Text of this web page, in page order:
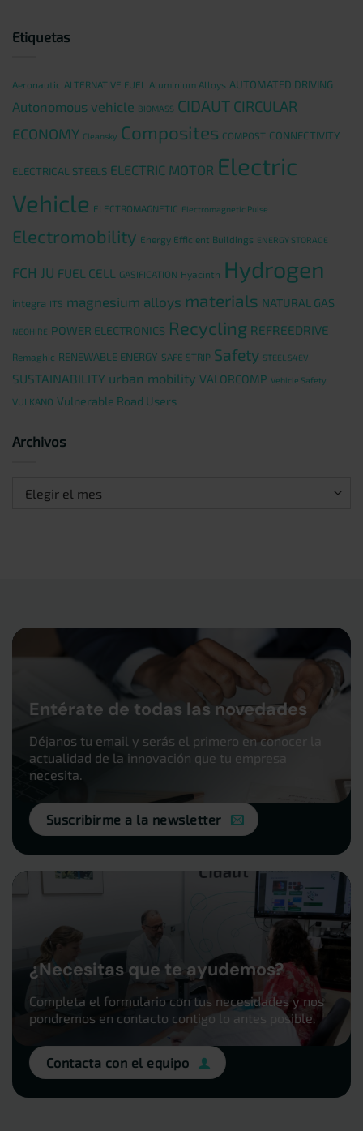
Etiquetas
Aeronautic ALTERNATIVE FUEL Aluminium Alloys AUTOMATED DRIVING
Autonomous vehicle BIOMASS CIDAUT CIRCULAR
ECONOMY Cleansky Composites COMPOST CONNECTIVITY
ELECTRICAL STEELS ELECTRIC MOTOR Electric
Vehicle ELECTROMAGNETIC Electromagnetic Pulse
Electromobility Energy Efficient Buildings ENERGY STORAGE
FCH JU FUEL CELL GASIFICATION Hyacinth Hydrogen
integra ITS magnesium alloys materials NATURAL GAS
NEOHIRE POWER ELECTRONICS Recycling REFREEDRIVE
Remaghic RENEWABLE ENERGY SAFE STRIP Safety STEEL S4EV
SUSTAINABILITY urban mobility VALORCOMP Vehicle Safety
VULKANO Vulnerable Road Users
Archivos
Archivos
Entérate de todas las novedades
Déjanos tu email y serás el primero en conocer la
actualidad de la innovación que tu empresa
necesita.
Suscribirme a la newsletter
¿Necesitas que te ayudemos?
Completa el formulario con tus necesidades y nos
pondremos en contacto contigo lo antes posible.
Contacta con el equipo